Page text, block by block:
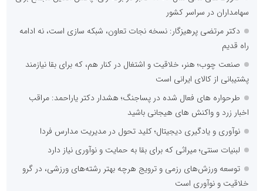
گزینه است؟
راه اندازی خبرگزاری داخلی
همراهی شبکه های اجتماعی و پیام رسان ها
پخش آنلاین تمامی رویدادها
ارائه خدمات آموزشی برای مخاطیان هدف
درج کلیه خدمات اطلاع رسانی در بستر اینترنت
کاهش هزینه های درج خبر در رسانه ها
نظرسنجی